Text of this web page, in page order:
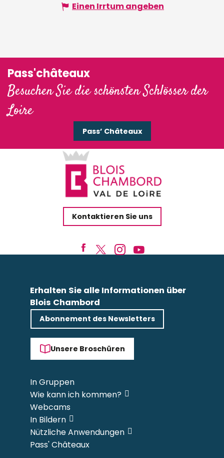
Einen Irrtum angeben
Pass'châteaux
Besuchen Sie die schönsten Schlösser der
Loire
Pass’ Châteaux
Kontaktieren Sie uns
Erhalten Sie alle Informationen über
Blois Chambord
Abonnement des Newsletters
Unsere Broschüren
In Gruppen
Wie kann ich kommen?
Webcams
In Bildern
Nützliche Anwendungen
Pass' Châteaux